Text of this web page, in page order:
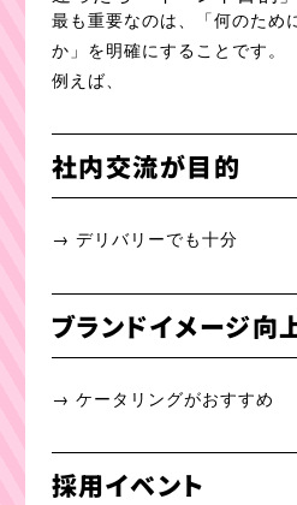
最も重要なのは、「何のため
か」を明確にすることです。
例えば、
社内交流が目的
→ デリバリーでも十分
ブランドイメージ向
→ ケータリングがおすすめ
採用イベント